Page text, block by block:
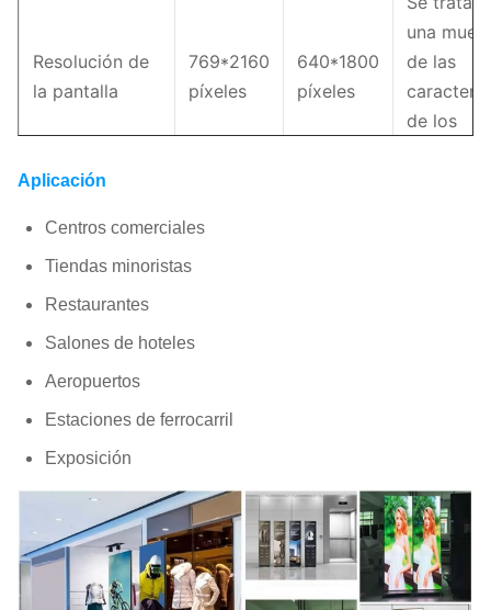
Resolución de
la pantalla
769*2160
píxeles
640*1800
píxeles
una
de las
de los
Material de los
gabinetes
Mantenimiento
Potencia
máxima/media
Clasificación
de propiedad
intelectual
En la parte delantera: IP54, en la
Tasa de
Aplicación
Centros comerciales
Tiendas minoristas
Restaurantes
Salones de hoteles
Aeropuertos
Estaciones de ferrocarril
Exposición